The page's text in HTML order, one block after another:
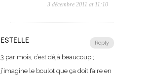
3 décembre 2011 at 11:10
Reply
ESTELLE
3 par mois, c’est déjà beaucoup ;
j’imagine le boulot que ça doit faire en